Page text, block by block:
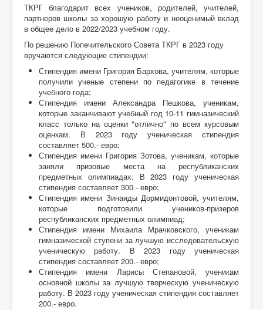
ТКРГ благодарит всех учеников, родителей, учителей,
партнеров школы за хорошую работу и неоценимый вклад
в общее дело в 2022/2023 учебном году.
По решению Попечительского Совета ТКРГ в 2023 году
вручаются следующие стипендии:
Стипендия имени Григория Бархова, учителям, которые
получили ученые степени по педагогике в течение
учебного года;
Стипендия имени Александра Пешкова, ученикам,
которые заканчивают учебный год 10-11 гимназический
класс только на оценки "отлично" по всем курсовым
оценкам. В 2023 году ученическая стипендия
составляет 500.- евро;
Стипендия имени Григория Зотова, ученикам, которые
заняли призовые места на республиканских
предметных олимпиадах. В 2023 году ученическая
стипендия составляет 300.- евро;
Стипендия имени Зинаиды Дормидонтовой, учителям,
которые подготовили учеников-призеров
республиканских предметных олимпиад;
Стипендия имени Михаила Мрачковского, ученикам
гимназической ступени за лучшую исследовательскую
ученическую работу. В 2023 году ученическая
стипендия составляет 200.- евро;
Стипендия имени Ларисы Степановой, ученикам
основной школы за лучшую творческую ученическую
работу. В 2023 году ученическая стипендия составляет
200.- евро.